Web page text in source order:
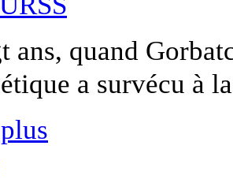
ans, quand
a survécu à